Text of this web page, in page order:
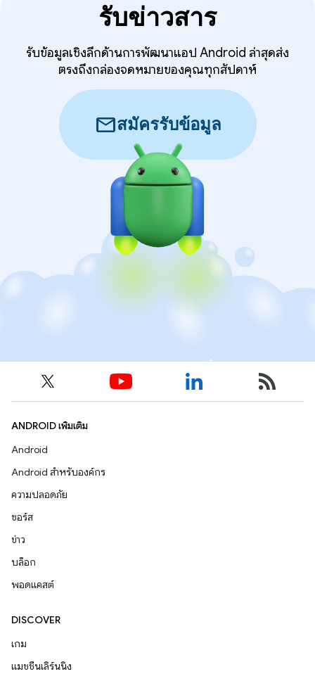
รับข่าวสาร
รับข้อมูลเชิงลึกด้านการพัฒนาแอป Android ล่าสุดส่ง
ตรงถึงกล่องจดหมายของคุณทุกสัปดาห์
mailสมัครรับข้อมูล
ANDROID เพิ่มเติม
Android
Android สำหรับองค์กร
ความปลอดภัย
ซอร์ส
ข่าว
บล็อก
พอดแคสต์
DISCOVER
เกม
แมชชีนเลิร์นนิง